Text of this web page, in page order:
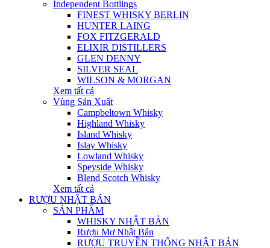
Independent Bottlings
FINEST WHISKY BERLIN
HUNTER LAING
FOX FITZGERALD
ELIXIR DISTILLERS
GLEN DENNY
SILVER SEAL
WILSON & MORGAN
Xem tất cả
Vùng Sản Xuất
Campbeltown Whisky
Highland Whisky
Island Whisky
Islay Whisky
Lowland Whisky
Speyside Whisky
Blend Scotch Whisky
Xem tất cả
RƯỢU NHẬT BẢN
SẢN PHẨM
WHISKY NHẬT BẢN
Rượu Mơ Nhật Bản
RƯỢU TRUYỀN THỐNG NHẬT BẢN